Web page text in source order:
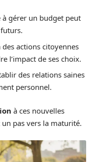
gérer un budget peut
des actions citoyennes
l’impact de ses choix.
des relations saines
personnel.
à ces nouvelles
pas vers la maturité.